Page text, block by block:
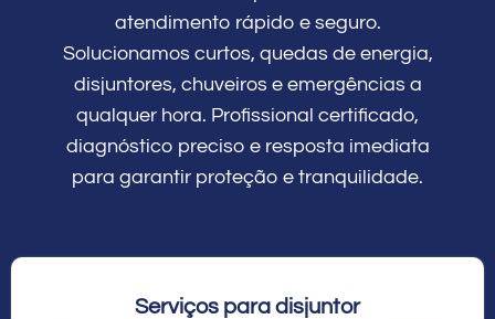
atendimento rápido e seguro.
Solucionamos curtos, quedas de energia,
disjuntores, chuveiros e emergências a
qualquer hora. Profissional certificado,
diagnóstico preciso e resposta imediata
para garantir proteção e tranquilidade.
Serviços para disjuntor